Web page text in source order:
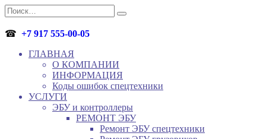
Перейти
к
содержанию
Search
for:
☎ +7 917 555-00-05
ГЛАВНАЯ
О КОМПАНИИ
ИНФОРМАЦИЯ
Коды ошибок спецтехники
УСЛУГИ
ЭБУ и контроллеры
РЕМОНТ ЭБУ
Ремонт ЭБУ спецтехники